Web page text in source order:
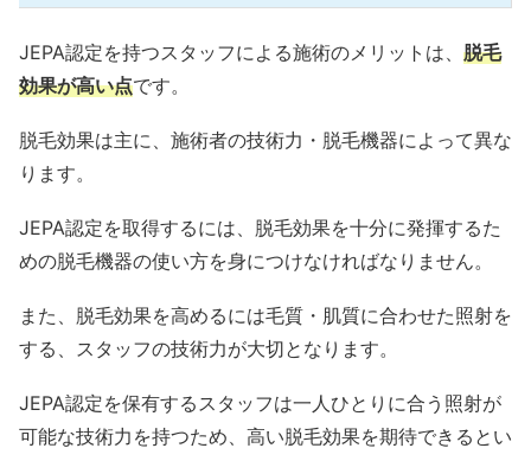
JEPA認定を持つスタッフによる施術のメリットは、 脱毛
効果が高い点です。
脱毛効果は主に、施術者の技術力・脱毛機器によって異な
ります。
JEPA認定を取得するには、脱毛効果を十分に発揮するた
めの脱毛機器の使い方を身につけなければなりません。
また、脱毛効果を高めるには毛質・肌質に合わせた照射を
する、スタッフの技術力が大切となります。
JEPA認定を保有するスタッフは一人ひとりに合う照射が
可能な技術力を持つため、高い脱毛効果を期待できるとい